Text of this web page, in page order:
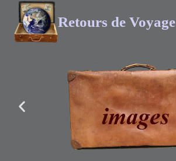
Retours de Voyage